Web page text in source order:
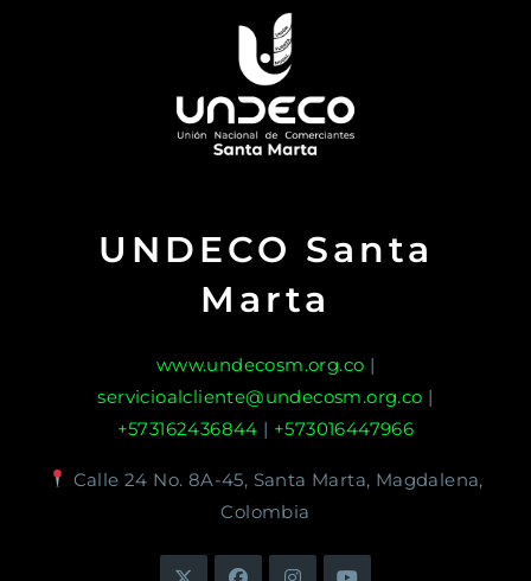
UNDECO Santa
Marta
www.undecosm.org.co |
servicioalcliente@undecosm.org.co |
+573162436844 | +573016447966
Calle 24 No. 8A-45, Santa Marta, Magdalena,
Colombia